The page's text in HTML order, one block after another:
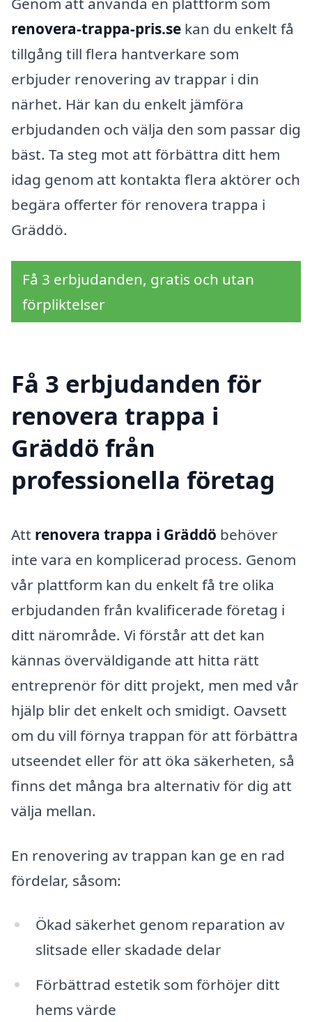
renovera-trappa-pris.se kan du enkelt få
tillgång till flera hantverkare som
erbjuder renovering av trappar i din
närhet. Här kan du enkelt jämföra
erbjudanden och välja den som passar dig
bäst. Ta steg mot att förbättra ditt hem
idag genom att kontakta flera aktörer och
begära offerter för renovera trappa i
Gräddö.
Få 3 erbjudanden, gratis och utan
förpliktelser
Få 3 erbjudanden för
renovera trappa i
Gräddö från
professionella företag
Att renovera trappa i Gräddö behöver
inte vara en komplicerad process. Genom
vår plattform kan du enkelt få tre olika
erbjudanden från kvalificerade företag i
ditt närområde. Vi förstår att det kan
kännas överväldigande att hitta rätt
entreprenör för ditt projekt, men med vår
hjälp blir det enkelt och smidigt. Oavsett
om du vill förnya trappan för att förbättra
utseendet eller för att öka säkerheten, så
finns det många bra alternativ för dig att
välja mellan.
En renovering av trappan kan ge en rad
fördelar, såsom:
Ökad säkerhet genom reparation av
slitsade eller skadade delar
Förbättrad estetik som förhöjer ditt
hems värde